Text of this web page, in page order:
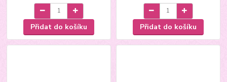
Přidat do košíku Přidat do košíku